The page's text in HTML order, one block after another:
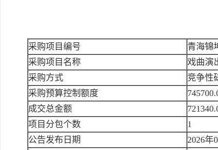
采购项目编号
青海锦
采购项目名称
戏曲演
采购方式
竞争性
采购预算控制额度
成交总金额
项目分包个数
1
公告发布日期
2026年